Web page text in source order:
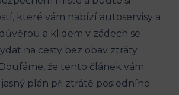
které vám nabízí autoservisy a
a klidem v zádech se
na cesty bez obav ztráty
že tento článek vám
plán při ztrátě posledního